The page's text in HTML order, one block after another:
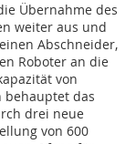
Übernahme des
weiter aus und
Abschneider,
Roboter an die
von
behauptet das
drei neue
von 600